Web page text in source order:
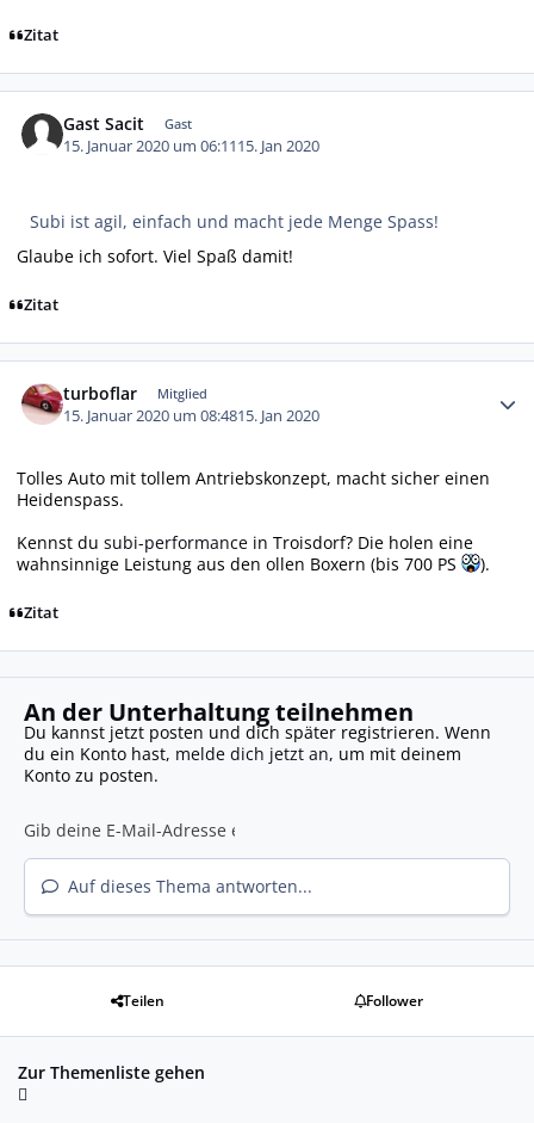
Zitat
Gast Sacit Gast
15. Januar 2020 um 06:1115. Jan 2020
Subi ist agil, einfach und macht jede Menge Spass!
Glaube ich sofort. Viel Spaß damit!
Zitat
turboflar Mitglied
15. Januar 2020 um 08:4815. Jan 2020
Tolles Auto mit tollem Antriebskonzept, macht sicher einen
Heidenspass.
Kennst du subi-performance in Troisdorf? Die holen eine
wahnsinnige Leistung aus den ollen Boxern (bis 700 PS
).
Zitat
An der Unterhaltung teilnehmen
Du kannst jetzt posten und dich später registrieren. Wenn
du ein Konto hast, melde dich jetzt an, um mit deinem
Konto zu posten.
Auf dieses Thema antworten...
Teilen Follower
Zur Themenliste gehen